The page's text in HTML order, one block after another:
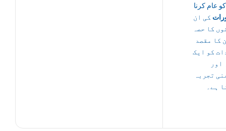
عام کرنا
کی ان
کا حصہ
کا مقصد
کو ایک
اور
تجربہ
ہے۔